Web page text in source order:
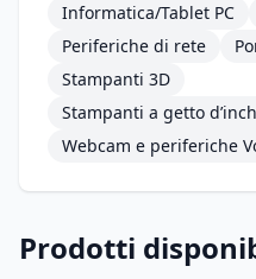
Informatica/Tablet PC
Periferiche di rete
Stampanti 3D
Stampanti a getto
Webcam e periferiche
Prodotti